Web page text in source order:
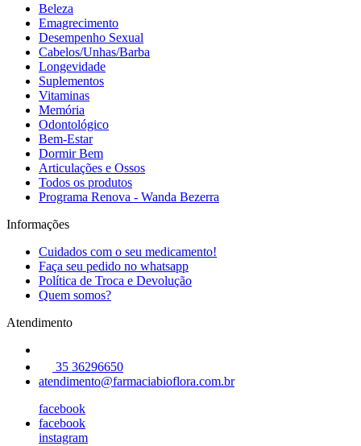
Beleza
Emagrecimento
Desempenho Sexual
Cabelos/Unhas/Barba
Longevidade
Suplementos
Vitaminas
Memória
Odontológico
Bem-Estar
Dormir Bem
Articulações e Ossos
Todos os produtos
Programa Renova - Wanda Bezerra
Informações
Cuidados com o seu medicamento!
Faça seu pedido no whatsapp
Política de Troca e Devolução
Quem somos?
Atendimento
35 36296650
atendimento@farmaciabioflora.com.br
facebook
facebook
instagram